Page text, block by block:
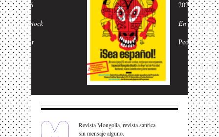
2026
En stock
Revista Mongolia, revista satírica
sin mensaje alguno.